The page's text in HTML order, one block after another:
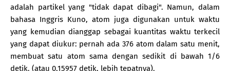
adalah partikel yang "tidak dapat dibagi". Namun, dalam
bahasa Inggris Kuno, atom juga digunakan untuk waktu
yang kemudian dianggap sebagai kuantitas waktu terkecil
yang dapat diukur: pernah ada 376 atom dalam satu menit,
membuat satu atom sama dengan sedikit di bawah 1/6
detik. (atau 0,15957 detik, lebih tepatnya).